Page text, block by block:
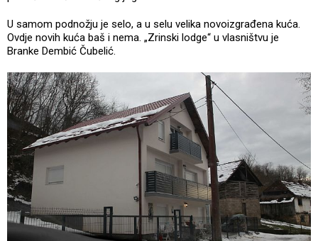
U samom podnožju je selo, a u selu velika novoizgrađena kuća.
Ovdje novih kuća baš i nema. „Zrinski lodge“ u vlasništvu je
Branke Dembić Čubelić.